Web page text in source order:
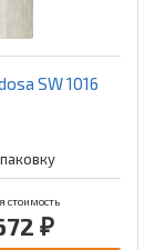
SW 1016
стоимость
₽